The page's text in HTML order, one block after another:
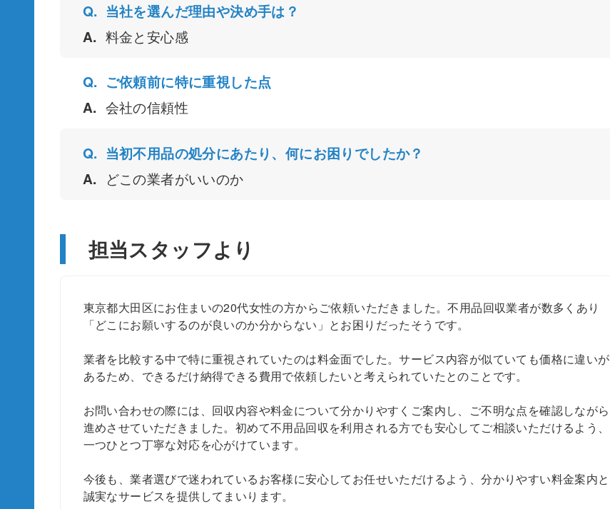
当社を選んだ理由や決め手は？
料金と安心感
ご依頼前に特に重視した点
会社の信頼性
当初不用品の処分にあたり、何にお困りでしたか？
どこの業者がいいのか
担当スタッフより
東京都大田区にお住まいの20代女性の方からご依頼いただきました。不用品回収業者が数多くあり
「どこにお願いするのが良いのか分からない」とお困りだったそうです。
業者を比較する中で特に重視されていたのは料金面でした。サービス内容が似ていても価格に違いが
あるため、できるだけ納得できる費用で依頼したいと考えられていたとのことです。
お問い合わせの際には、回収内容や料金について分かりやすくご案内し、ご不明な点を確認しながら
進めさせていただきました。初めて不用品回収を利用される方でも安心してご相談いただけるよう、
一つひとつ丁寧な対応を心がけています。
今後も、業者選びで迷われているお客様に安心してお任せいただけるよう、分かりやすい料金案内と
誠実なサービスを提供してまいります。